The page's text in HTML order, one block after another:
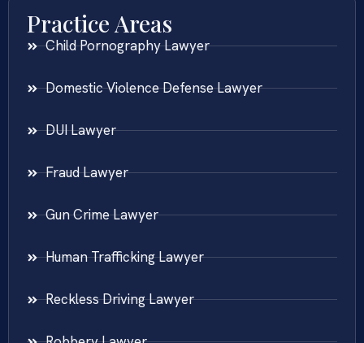
Practice Areas
Child Pornography Lawyer
Domestic Violence Defense Lawyer
DUI Lawyer
Fraud Lawyer
Gun Crime Lawyer
Human Trafficking Lawyer
Reckless Driving Lawyer